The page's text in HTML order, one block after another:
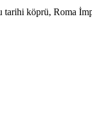
köprü, Roma